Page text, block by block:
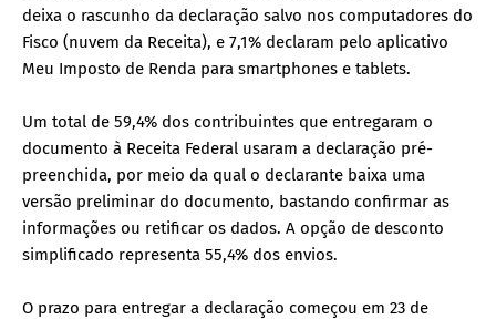
deixa o rascunho da declaração salvo nos computadores do
Fisco (nuvem da Receita), e 7,1% declaram pelo aplicativo
Meu Imposto de Renda para smartphones e tablets.
Um total de 59,4% dos contribuintes que entregaram o
documento à Receita Federal usaram a declaração pré-
preenchida, por meio da qual o declarante baixa uma
versão preliminar do documento, bastando confirmar as
informações ou retificar os dados. A opção de desconto
simplificado representa 55,4% dos envios.
O prazo para entregar a declaração começou em 23 de